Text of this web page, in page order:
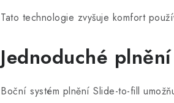
Tato technologie zvyšuje komfort
Jednoduché
Boční systém plnění Slide-to-fill